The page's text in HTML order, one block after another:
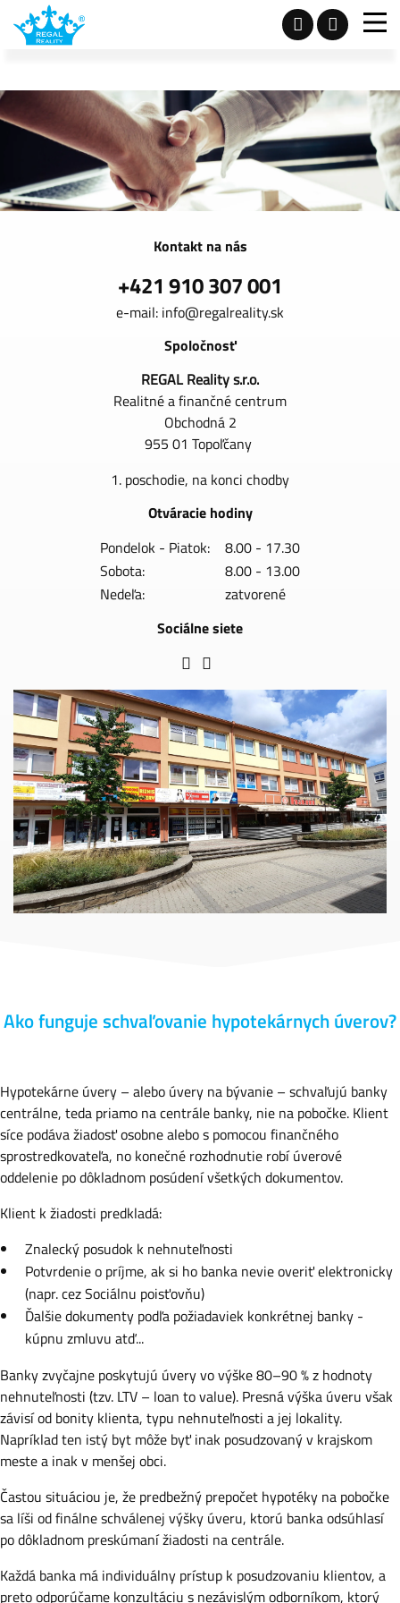
Kontakt na nás
+421 910 307 001
e-mail: info@regalreality.sk
Spoločnosť
REGAL Reality s.r.o.
Realitné a finančné centrum
Obchodná 2
955 01 Topoľčany
1. poschodie, na konci chodby
Otváracie hodiny
Pondelok - Piatok:
8.00 - 17.30
Sobota:
8.00 - 13.00
Nedeľa:
zatvorené
Sociálne siete
Ako funguje schvaľovanie hypotekárnych úverov?
Hypotekárne úvery – alebo úvery na bývanie – schvaľujú banky
centrálne, teda priamo na centrále banky, nie na pobočke. Klient
síce podáva žiadosť osobne alebo s pomocou finančného
sprostredkovateľa, no konečné rozhodnutie robí úverové
oddelenie po dôkladnom posúdení všetkých dokumentov.
Klient k žiadosti predkladá:
Znalecký posudok k nehnuteľnosti
Potvrdenie o príjme, ak si ho banka nevie overiť elektronicky
(napr. cez Sociálnu poisťovňu)
Ďalšie dokumenty podľa požiadaviek konkrétnej banky -
kúpnu zmluvu atď...
Banky zvyčajne poskytujú úvery vo výške 80–90 % z hodnoty
nehnuteľnosti (tzv. LTV – loan to value). Presná výška úveru však
závisí od bonity klienta, typu nehnuteľnosti a jej lokality.
Napríklad ten istý byt môže byť inak posudzovaný v krajskom
meste a inak v menšej obci.
Častou situáciou je, že predbežný prepočet hypotéky na pobočke
sa líši od finálne schválenej výšky úveru, ktorú banka odsúhlasí
po dôkladnom preskúmaní žiadosti na centrále.
Každá banka má individuálny prístup k posudzovaniu klientov, a
preto odporúčame konzultáciu s nezávislým odborníkom, ktorý